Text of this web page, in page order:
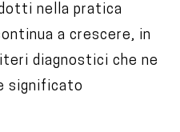
nella pratica
a crescere, in
diagnostici che ne
significato